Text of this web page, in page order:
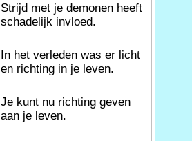
Strijd met je demonen heeft
schadelijk invloed.
In het verleden was er licht
en richting in je leven.
Je kunt nu richting geven
aan je leven.